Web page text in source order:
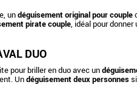
undéguisement original pour couple
pirate couple , idéal pour
DUO
pour briller en duo avec un
Undéguisement deux personnes